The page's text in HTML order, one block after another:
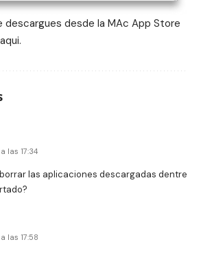
descargues desde la MAc App Store
las 17:34
las aplicaciones descargadas dentre
las 17:58